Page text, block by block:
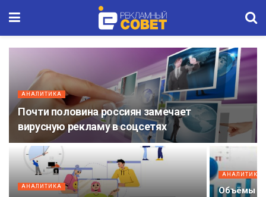
АНАЛИТИКА
Почти половина россиян замечает
вирусную рекламу в соцсетях
АНАЛИТИКА
АНАЛИТИКА
Объёмы